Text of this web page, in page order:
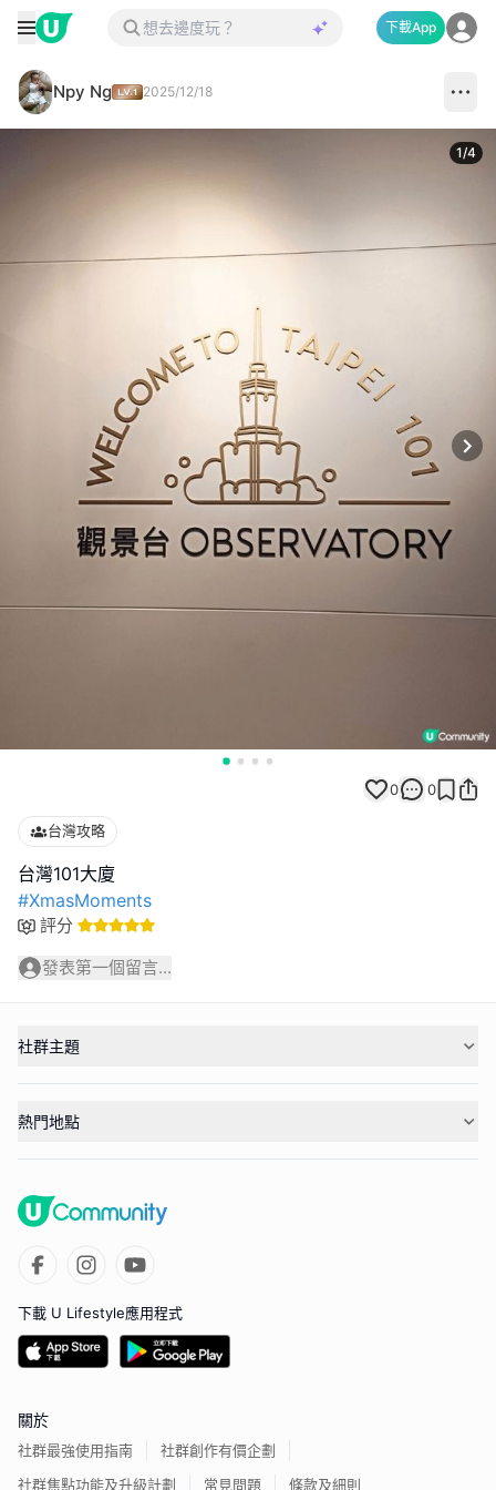
下載App
Npy Ng 2025/12/18
1/4
0 0
台灣攻略
#XmasMoments
評分
發表第一個留言...
社群主題
熱門地點
下載 U Lifestyle應用程式
關於
社群最強使用指南
社群創作有價企劃
社群焦點功能及升級計劃
常見問題 條款及細則